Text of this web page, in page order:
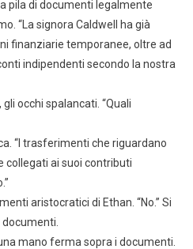
pila di documenti legalmente
“La signora Caldwell ha già
finanziarie temporanee, oltre ad
indipendenti secondo la nostra
occhi spalancati. “Quali
“I trasferimenti che riguardano
collegati ai suoi contributi
aristocratici di Ethan. “No.” Si
mano ferma sopra i documenti.